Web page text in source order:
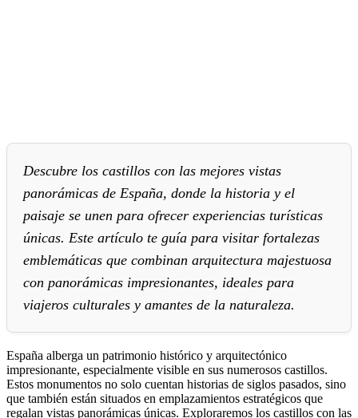
Descubre los castillos con las mejores vistas
panorámicas de España, donde la historia y el
paisaje se unen para ofrecer experiencias turísticas
únicas. Este artículo te guía para visitar fortalezas
emblemáticas que combinan arquitectura majestuosa
con panorámicas impresionantes, ideales para
viajeros culturales y amantes de la naturaleza.
España alberga un patrimonio histórico y arquitectónico
impresionante, especialmente visible en sus numerosos castillos.
Estos monumentos no solo cuentan historias de siglos pasados, sino
que también están situados en emplazamientos estratégicos que
regalan vistas panorámicas únicas. Exploraremos los castillos con las